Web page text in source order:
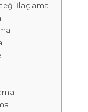
İlaçlama